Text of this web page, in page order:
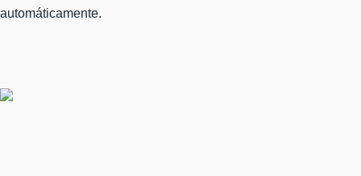
automáticamente.